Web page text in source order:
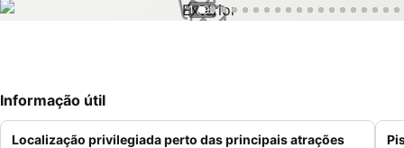
1 / 99
Informação útil
Localização privilegiada perto das principais atrações